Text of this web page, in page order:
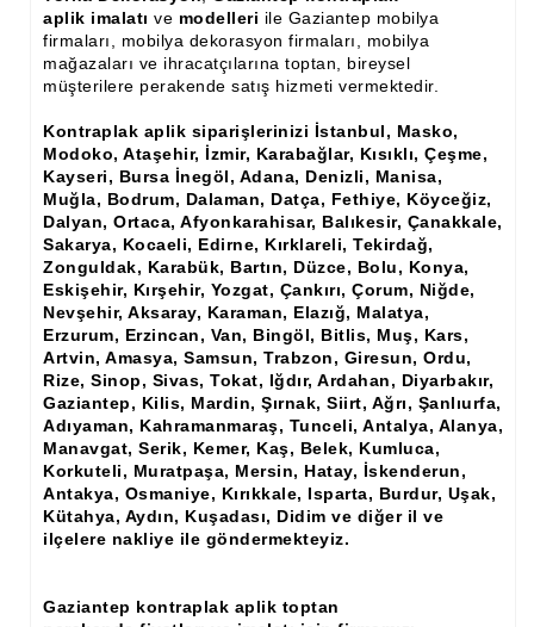
Ham Ahşap Şifonyer İmalatı Modelleri
Ham Ahşap Kitaplık İmalatı, Modelleri
Ham Ahşap Gümüşlük, Kaşıklık İmalatı, Modelleri
Ham Ahşap Koltuk İmalatı, Modelleri
Ham Ahşap Josefin Koltuk İskelet İmalatı, Modelleri
Ham Ahşap Ayna Çerçeve İmalatı, Modelleri
Ham Ahşap Dekoratif Ürün İmalatı, Modelleri
El Oyması Ham Ahşap Yatak Başlıkları
Ahşap Aksesuarlar
Ahşap İşlemeli Düz Klapa
Ahşap Merdiven Dikmeleri
Ahşap Profil Çıta
aplik imalatı ve modelleri ile Gaziantep mobilya
firmaları, mobilya dekorasyon firmaları, mobilya
mağazaları ve ihracatçılarına toptan, bireysel
müşterilere perakende satış hizmeti vermektedir.
Kontraplak aplik siparişlerinizi İstanbul, Masko,
Modoko, Ataşehir, İzmir, Karabağlar, Kısıklı, Çeşme,
Kayseri, Bursa İnegöl, Adana, Denizli, Manisa,
Muğla, Bodrum, Dalaman, Datça, Fethiye, Köyceğiz,
Dalyan, Ortaca, Afyonkarahisar, Balıkesir, Çanakkale,
Sakarya, Kocaeli, Edirne, Kırklareli, Tekirdağ,
Zonguldak, Karabük, Bartın, Düzce, Bolu, Konya,
Eskişehir, Kırşehir, Yozgat, Çankırı, Çorum, Niğde,
Nevşehir, Aksaray, Karaman, Elazığ, Malatya,
Erzurum, Erzincan, Van, Bingöl, Bitlis, Muş, Kars,
Artvin, Amasya, Samsun, Trabzon, Giresun, Ordu,
Rize, Sinop, Sivas, Tokat, Iğdır, Ardahan, Diyarbakır,
Gaziantep, Kilis, Mardin, Şırnak, Siirt, Ağrı, Şanlıurfa,
Adıyaman, Kahramanmaraş, Tunceli, Antalya, Alanya,
Manavgat, Serik, Kemer, Kaş, Belek, Kumluca,
Korkuteli, Muratpaşa, Mersin, Hatay, İskenderun,
Antakya, Osmaniye, Kırıkkale, Isparta, Burdur, Uşak,
Kütahya, Aydın, Kuşadası, Didim ve diğer il ve
ilçelere nakliye ile göndermekteyiz.
Gaziantep kontraplak aplik toptan